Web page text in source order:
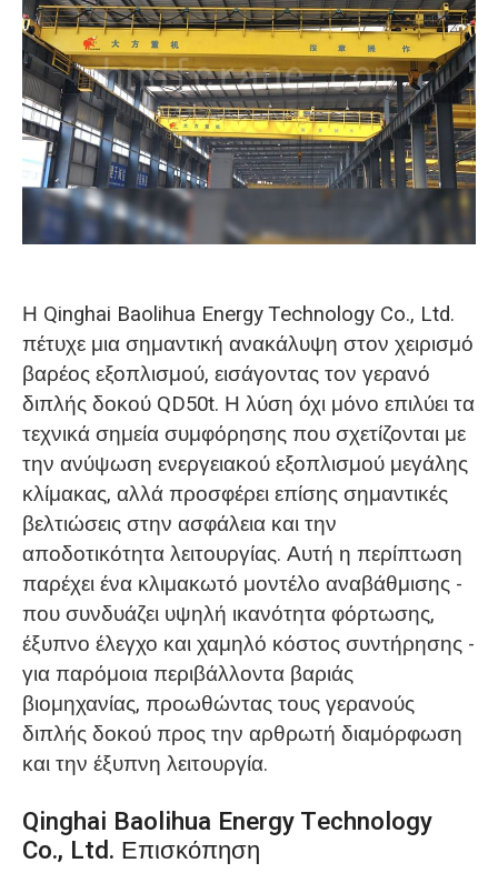
Η Qinghai Baolihua Energy Technology Co., Ltd.
πέτυχε μια σημαντική ανακάλυψη στον χειρισμό
βαρέος εξοπλισμού, εισάγοντας τον γερανό
διπλής δοκού QD50t. Η λύση όχι μόνο επιλύει τα
τεχνικά σημεία συμφόρησης που σχετίζονται με
την ανύψωση ενεργειακού εξοπλισμού μεγάλης
κλίμακας, αλλά προσφέρει επίσης σημαντικές
βελτιώσεις στην ασφάλεια και την
αποδοτικότητα λειτουργίας. Αυτή η περίπτωση
παρέχει ένα κλιμακωτό μοντέλο αναβάθμισης -
που συνδυάζει υψηλή ικανότητα φόρτωσης,
έξυπνο έλεγχο και χαμηλό κόστος συντήρησης -
για παρόμοια περιβάλλοντα βαριάς
βιομηχανίας, προωθώντας τους γερανούς
διπλής δοκού προς την αρθρωτή διαμόρφωση
και την έξυπνη λειτουργία.
Qinghai Baolihua Energy Technology
Co., Ltd. Επισκόπηση
Dansk
Norsk
O‘zbekcha